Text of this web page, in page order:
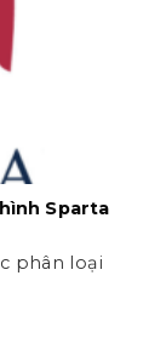
Sparta
phân loại